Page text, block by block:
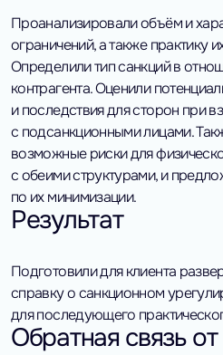
Проанализировали объём и
ограничений, а также практику
Определили тип санкций в
контрагента. Оценили
и последствия для сторон при
с подсанкционными лицами.
возможные риски для
с обеими структурами, и
по их минимизации.
Результат
Подготовили для клиента
справку о санкционном
для последующего
Обратная связь